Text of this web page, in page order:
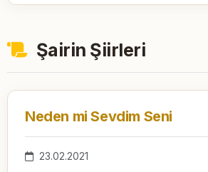
Şairin Şiirleri
Neden mi Sevdim Seni
23.02.2021